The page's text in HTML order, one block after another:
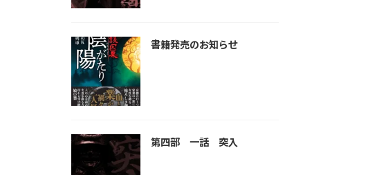
書籍発売のお知らせ
第四部 一話 突入